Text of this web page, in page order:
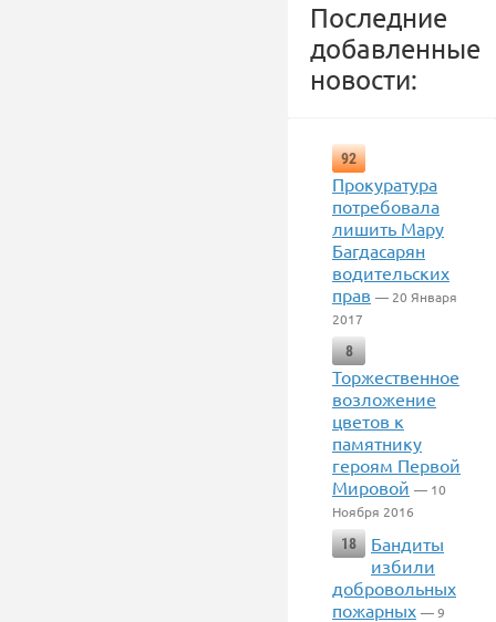
Последние
добавленные
новости:
92
Прокуратура
потребовала
лишить Мару
Багдасарян
водительских
прав — 20 Января
2017
8
Торжественное
возложение
цветов к
памятнику
героям Первой
Мировой — 10
Ноября 2016
18
Бандиты
избили
добровольных
пожарных — 9